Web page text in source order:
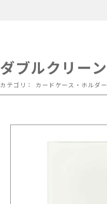
ダブルクリー
カテゴリ： カードケース・ホルダ